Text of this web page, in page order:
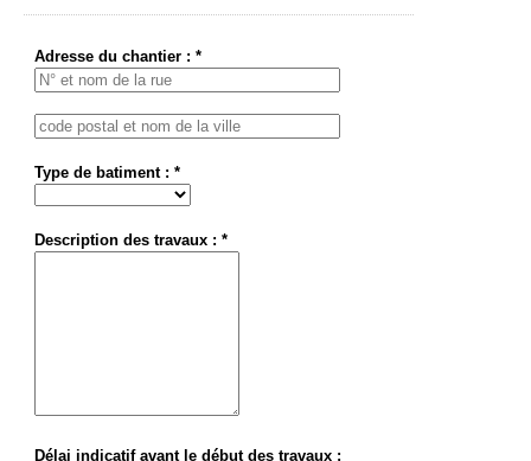
Adresse du chantier : *
Type de batiment : *
Description des travaux : *
Délai indicatif avant le début des travaux :